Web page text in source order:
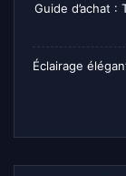
Guide d’achat :
Éclairage